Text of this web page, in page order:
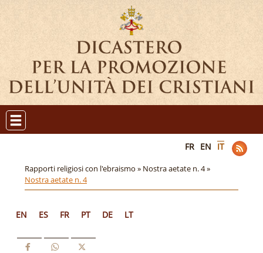
FR EN IT
Rapporti religiosi con l'ebraismo » Nostra aetate n. 4 »
Nostra aetate n. 4
EN ES FR PT DE LT